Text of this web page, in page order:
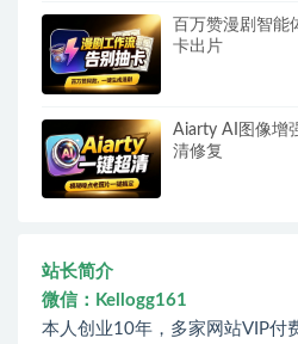
百万赞漫剧智能
卡出片
Aiarty AI图像增
清修复
站长简介
微信：Kellogg161
本人创业10年，多家网站VIP付